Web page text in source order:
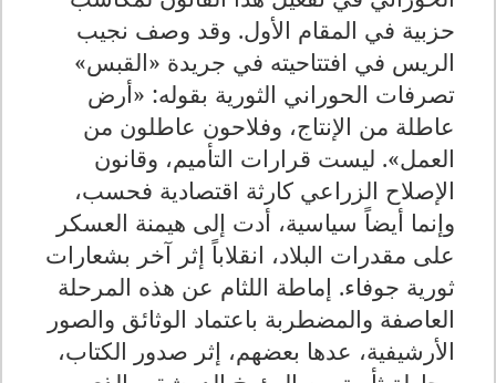
حزبية في المقام الأول. وقد وصف نجيب
الريس في افتتاحيته في جريدة «القبس»
تصرفات الحوراني الثورية بقوله: «أرض
عاطلة من الإنتاج، وفلاحون عاطلون من
العمل». ليست قرارات التأميم، وقانون
الإصلاح الزراعي كارثة اقتصادية فحسب،
وإنما أيضاً سياسية، أدت إلى هيمنة العسكر
على مقدرات البلاد، انقلاباً إثر آخر بشعارات
ثورية جوفاء. إماطة اللثام عن هذه المرحلة
العاصفة والمضطربة باعتماد الوثائق والصور
الأرشيفية، عدها بعضهم، إثر صدور الكتاب،